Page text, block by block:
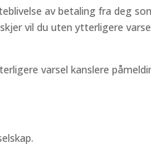
av betaling fra deg
vil du uten ytterligere
varsel kanslere